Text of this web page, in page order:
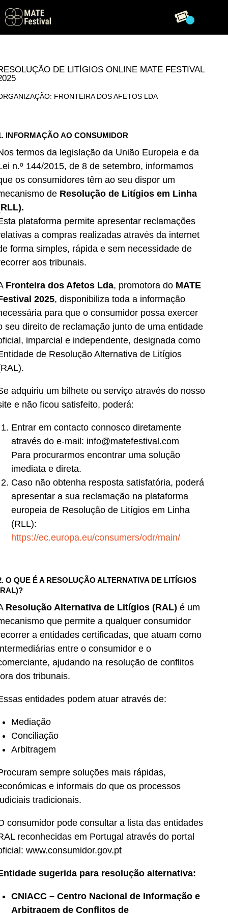
DE LITÍGIOS ONLINE MATE FESTIVAL
FRONTEIRA DOS AFETOS LDA
INFORMAÇÃO AO CONSUMIDOR
termos da legislação da União Europeia e da
n.º 144/2015, de 8 de setembro, informamos
os consumidores têm ao seu dispor um
de Resolução de Litígios em Linha
plataforma permite apresentar reclamações
a compras realizadas através da internet
forma simples, rápida e sem necessidade de
aos tribunais.
Fronteira dos Afetos Lda, promotora do MATE
2025, disponibiliza toda a informação
para que o consumidor possa exercer
seu direito de reclamação junto de uma entidade
imparcial e independente, designada como
de Resolução Alternativa de Litígios
adquiriu um bilhete ou serviço através do nosso
e não ficou satisfeito, poderá:
Entrar em contacto connosco diretamente
através do e-mail: info@matefestival.com
Para procurarmos encontrar uma solução
imediata e direta.
Caso não obtenha resposta satisfatória, poderá
apresentar a sua reclamação na plataforma
europeia de Resolução de Litígios em Linha
(RLL):
https://ec.europa.eu/consumers/odr/main/
O QUE É A RESOLUÇÃO ALTERNATIVA DE LITÍGIOS
Resolução Alternativa de Litígios (RAL) é um
que permite a qualquer consumidor
a entidades certificadas, que atuam como
entre o consumidor e o
ajudando na resolução de conflitos
dos tribunais.
entidades podem atuar através de:
Mediação
Conciliação
Arbitragem
sempre soluções mais rápidas,
e informais do que os processos
tradicionais.
consumidor pode consultar a lista das entidades
reconhecidas em Portugal através do portal
www.consumidor.gov.pt
sugerida para resolução alternativa:
CNIACC – Centro Nacional de Informação e
Arbitragem de Conflitos de